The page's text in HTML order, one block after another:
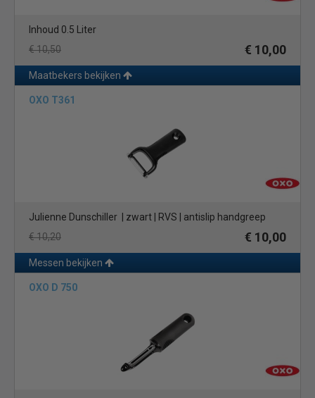
Inhoud 0.5 Liter
€ 10,50
€ 10,00
Maatbekers bekijken
OXO T361
Julienne Dunschiller | zwart | RVS | antislip handgreep
€ 10,20
€ 10,00
Messen bekijken
OXO D 750